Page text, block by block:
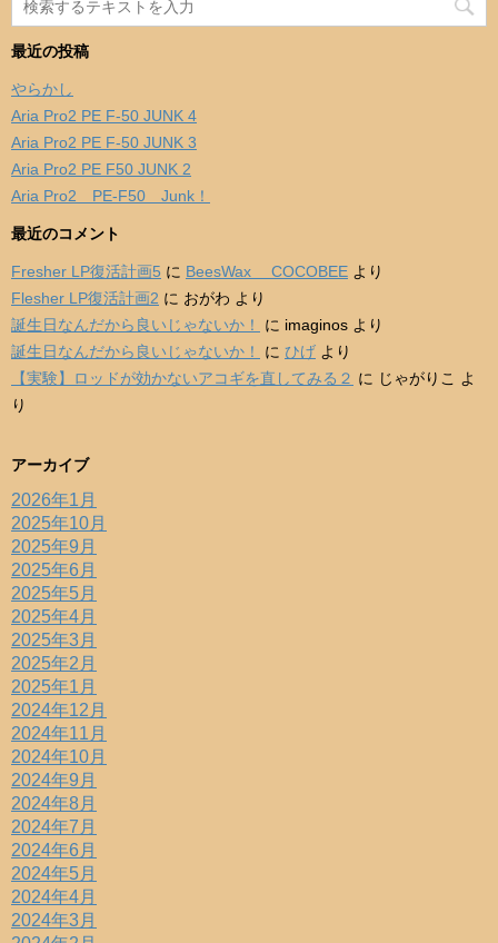
最近の投稿
やらかし
Aria Pro2 PE F-50 JUNK 4
Aria Pro2 PE F-50 JUNK 3
Aria Pro2 PE F50 JUNK 2
Aria Pro2 PE-F50 Junk！
最近のコメント
Fresher LP復活計画5 に BeesWax COCOBEE より
Flesher LP復活計画2 に おがわ より
誕生日なんだから良いじゃないか！
に imaginos より
誕生日なんだから良いじゃないか！
に ひげ より
【実験】ロッドが効かないアコギを直してみる２ に じゃがりこ
よ
り
アーカイブ
2026年1月
2025年10月
2025年9月
2025年6月
2025年5月
2025年4月
2025年3月
2025年2月
2025年1月
2024年12月
2024年11月
2024年10月
2024年9月
2024年8月
2024年7月
2024年6月
2024年5月
2024年4月
2024年3月